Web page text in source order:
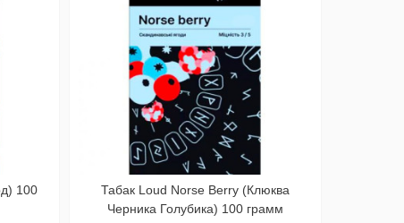
100
Табак Loud Norse Berry (Клюква
Черника Голубика) 100 грамм